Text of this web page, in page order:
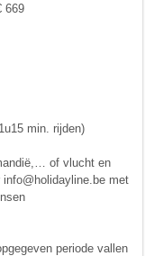
669
min. rijden)
of vlucht en
met
periode vallen